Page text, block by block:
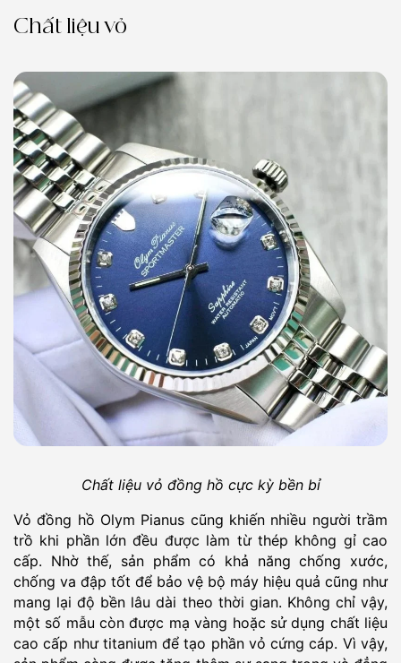
Chất liệu vỏ
Chất liệu vỏ đồng hồ cực kỳ bền bỉ
Vỏ đồng hồ Olym Pianus cũng khiến nhiều người trầm
trồ khi phần lớn đều được làm từ thép không gỉ cao
cấp. Nhờ thế, sản phẩm có khả năng chống xước,
chống va đập tốt để bảo vệ bộ máy hiệu quả cũng như
mang lại độ bền lâu dài theo thời gian. Không chỉ vậy,
một số mẫu còn được mạ vàng hoặc sử dụng chất liệu
cao cấp như titanium để tạo phần vỏ cứng cáp. Vì vậy,